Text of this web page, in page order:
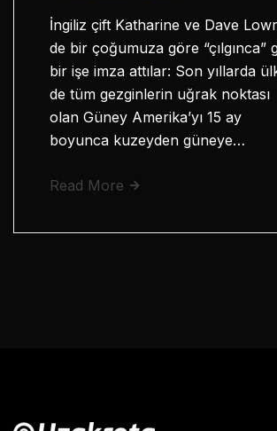
İngiliz çift Katharine ve Dave
de bir çoğumuza göre “çılgınca”
bir işe imza attılar: Son yıllarda
de tüm gezginlerin uğrak noktası
olan Güney Amerika’yı 15 ay
boyunca kuzeyden güneye…
Read More